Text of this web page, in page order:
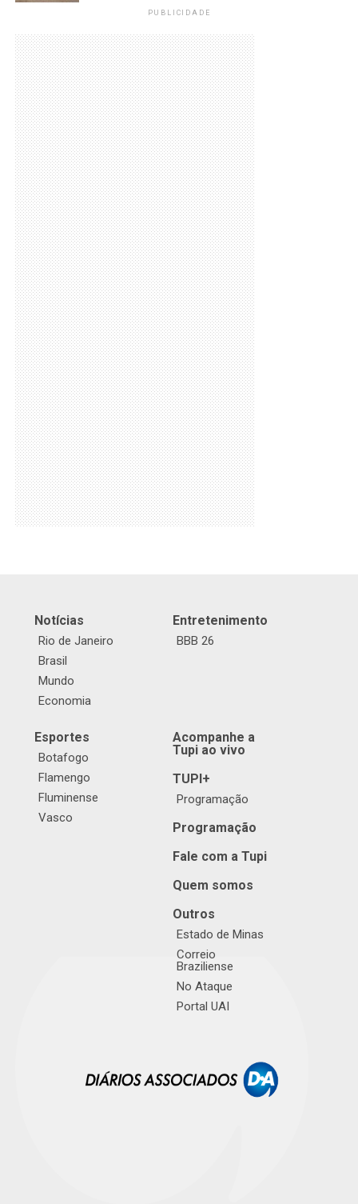
PUBLICIDADE
Notícias
Rio de Janeiro
Brasil
Mundo
Economia
Entretenimento
BBB 26
Esportes
Botafogo
Flamengo
Fluminense
Vasco
Acompanhe a
Tupi ao vivo
TUPI+
Programação
Programação
Fale com a Tupi
Quem somos
Outros
Estado de Minas
Correio
Braziliense
No Ataque
Portal UAI